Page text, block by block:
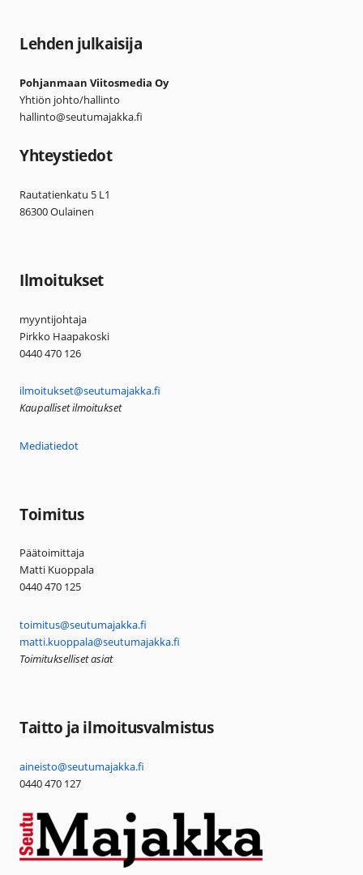
Lehden julkaisija
Pohjanmaan Viitosmedia Oy
Yhtiön johto/hallinto
hallinto@seutumajakka.fi
Yhteystiedot
Rautatienkatu 5 L1
86300 Oulainen
Ilmoitukset
myyntijohtaja
Pirkko Haapakoski
0440 470 126
ilmoitukset@seutumajakka.fi
Kaupalliset ilmoitukset
Mediatiedot
Toimitus
Päätoimittaja
Matti Kuoppala
0440 470 125
toimitus@seutumajakka.fi
matti.kuoppala@seutumajakka.fi
Toimitukselliset asiat
Taitto ja ilmoitusvalmistus
aineisto@seutumajakka.fi
0440 470 127